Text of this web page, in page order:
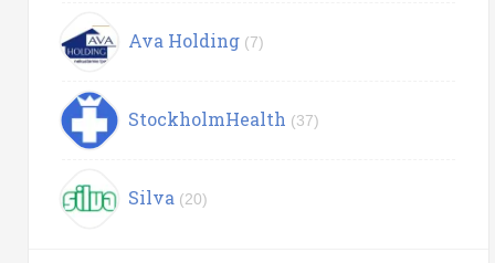
Ava Holding (7)
StockholmHealth (37)
Silva (20)